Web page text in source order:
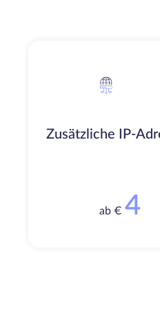
Zusätzliche IP-
ab € 4